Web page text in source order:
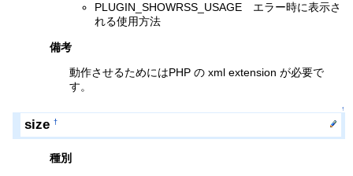
PLUGIN_SHOWRSS_USAGE エラー時に表示さ
れる使用方法
備考
動作させるためにはPHP の xml extension が必要で
す。
↑
size †
種別